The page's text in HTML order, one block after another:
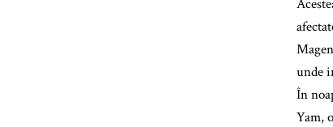
unde
În
Yam,